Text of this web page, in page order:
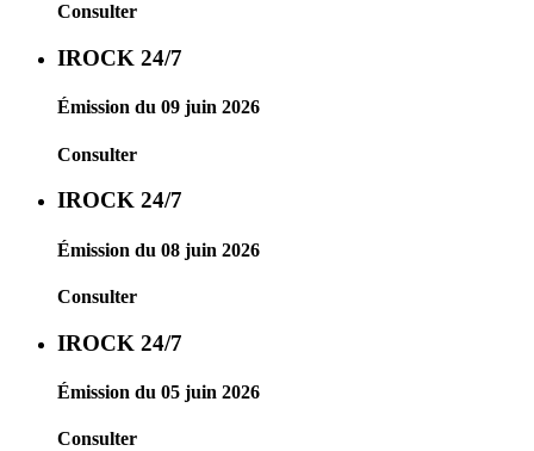
Consulter
IROCK 24/7
Émission du 09 juin 2026
Consulter
IROCK 24/7
Émission du 08 juin 2026
Consulter
IROCK 24/7
Émission du 05 juin 2026
Consulter